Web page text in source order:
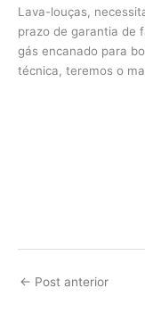
Lava-louças,
prazo de garantia de
gás encanado para
técnica, teremos o
← Post anterior